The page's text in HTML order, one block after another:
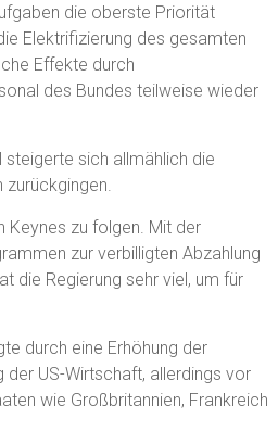
die oberste Priorität
Elektrifizierung des gesamten
Effekte durch
des Bundes teilweise wieder
sich allmählich die
Keynes zu folgen. Mit der
zur verbilligten Abzahlung
die Regierung sehr viel, um für
durch eine Erhöhung der
US-Wirtschaft, allerdings vor
wie Großbritannien, Frankreich